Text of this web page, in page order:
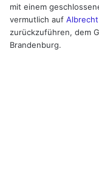
mit einem
vermutlich auf
zurückzuführen, dem
Brandenburg.